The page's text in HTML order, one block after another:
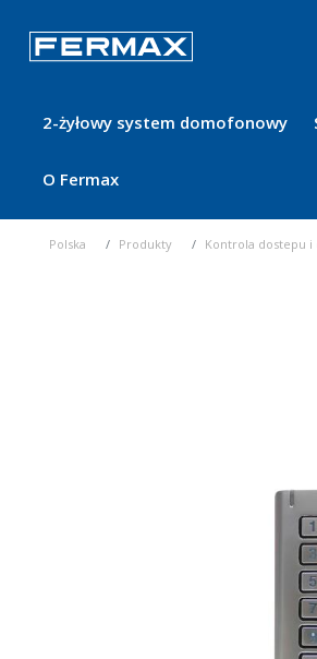
2-żyłowy system domofonowy
O Fermax
Polska Produkty Kontrola dostepu